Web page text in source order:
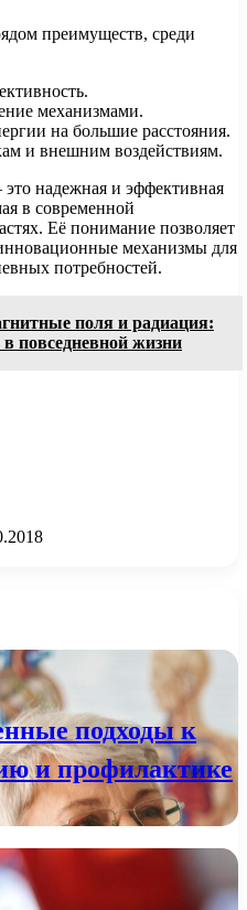
преимуществ, среди
механизмами.
на большие расстояния.
и внешним воздействиям.
надежная и эффективная
в современной
Её понимание позволяет
механизмы для
потребностей.
поля и радиация:
повседневной жизни
подходы к
и профилактике